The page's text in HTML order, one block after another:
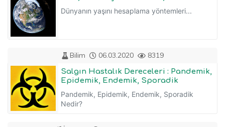
Dünyanın yaşını hesaplama yöntemleri...
Bilim 06.03.2020 8319
Salgın Hastalık Dereceleri : Pandemik,
Epidemik, Endemik, Sporadik
Pandemik, Epidemik, Endemik, Sporadik
Nedir?